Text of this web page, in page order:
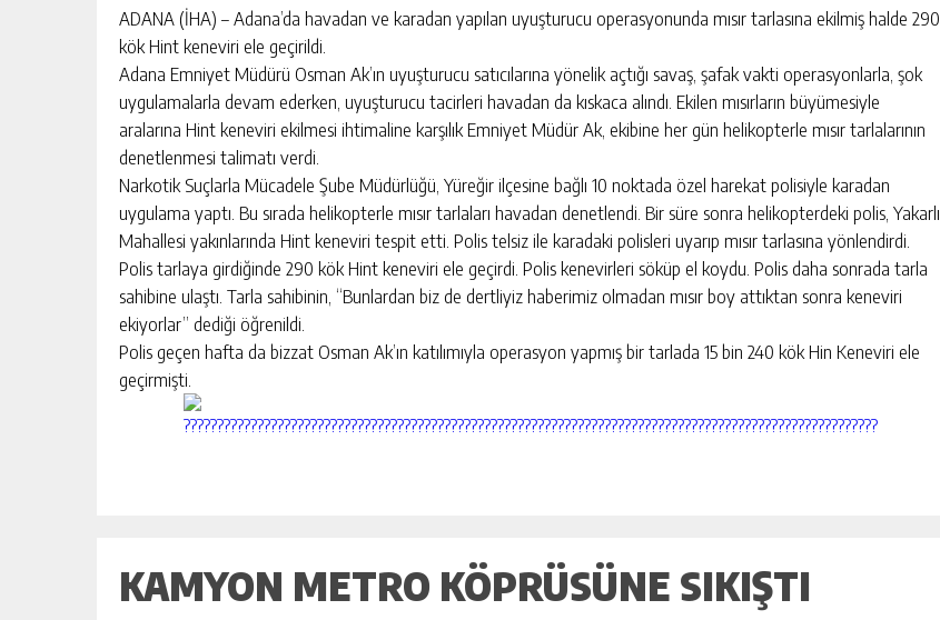
ADANA (İHA) – Adana’da havadan ve karadan yapılan uyuşturucu operasyonunda mısır tarlasına ekilmiş halde 290
kök Hint keneviri ele geçirildi.
Adana Emniyet Müdürü Osman Ak’ın uyuşturucu satıcılarına yönelik açtığı savaş, şafak vakti operasyonlarla, şok
uygulamalarla devam ederken, uyuşturucu tacirleri havadan da kıskaca alındı. Ekilen mısırların büyümesiyle
aralarına Hint keneviri ekilmesi ihtimaline karşılık Emniyet Müdür Ak, ekibine her gün helikopterle mısır tarlalarının
denetlenmesi talimatı verdi.
Narkotik Suçlarla Mücadele Şube Müdürlüğü, Yüreğir ilçesine bağlı 10 noktada özel harekat polisiyle karadan
uygulama yaptı. Bu sırada helikopterle mısır tarlaları havadan denetlendi. Bir süre sonra helikopterdeki polis, Yakarlı
Mahallesi yakınlarında Hint keneviri tespit etti. Polis telsiz ile karadaki polisleri uyarıp mısır tarlasına yönlendirdi.
Polis tarlaya girdiğinde 290 kök Hint keneviri ele geçirdi. Polis kenevirleri söküp el koydu. Polis daha sonrada tarla
sahibine ulaştı. Tarla sahibinin, “Bunlardan biz de dertliyiz haberimiz olmadan mısır boy attıktan sonra keneviri
ekiyorlar” dediği öğrenildi.
Polis geçen hafta da bizzat Osman Ak’ın katılımıyla operasyon yapmış bir tarlada 15 bin 240 kök Hin Keneviri ele
geçirmişti.
KAMYON METRO KÖPRÜSÜNE SIKIŞTI